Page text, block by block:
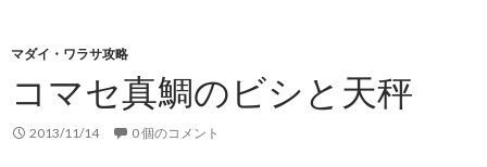
マダイ・ワラサ攻略
コマセ真鯛のビシと天秤
2013/11/14 0 個のコメント